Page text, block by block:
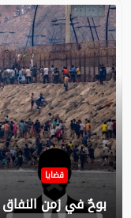
قضايا
بوحٌ في زمن النفاق